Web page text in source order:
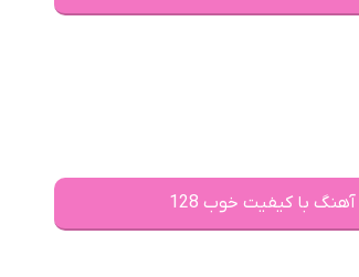
آهنگ با کیفیت خوب 128